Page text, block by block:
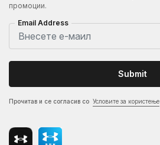
промоции.
Email Address
Submit
Прочитав и се согласив со Условите за користење